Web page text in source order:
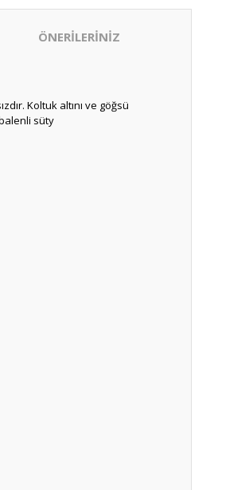
ÖNERİLERİNİZ
Koltuk altını ve göğsü
süty